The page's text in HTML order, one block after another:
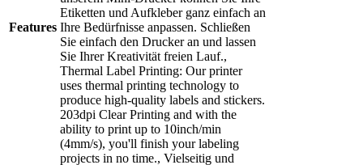
Features
Etiketten und Aufkleber ganz einfach an
Ihre Bedürfnisse anpassen. Schließen
Sie einfach den Drucker an und lassen
Sie Ihrer Kreativität freien Lauf.,
Thermal Label Printing: Our printer
uses thermal printing technology to
produce high-quality labels and stickers.
203dpi Clear Printing and with the
ability to print up to 10inch/min
(4mm/s), you'll finish your labeling
projects in no time., Vielseitig und